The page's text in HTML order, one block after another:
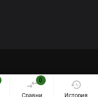
0
Сравни История
Уеб сайт от Marketing Vision